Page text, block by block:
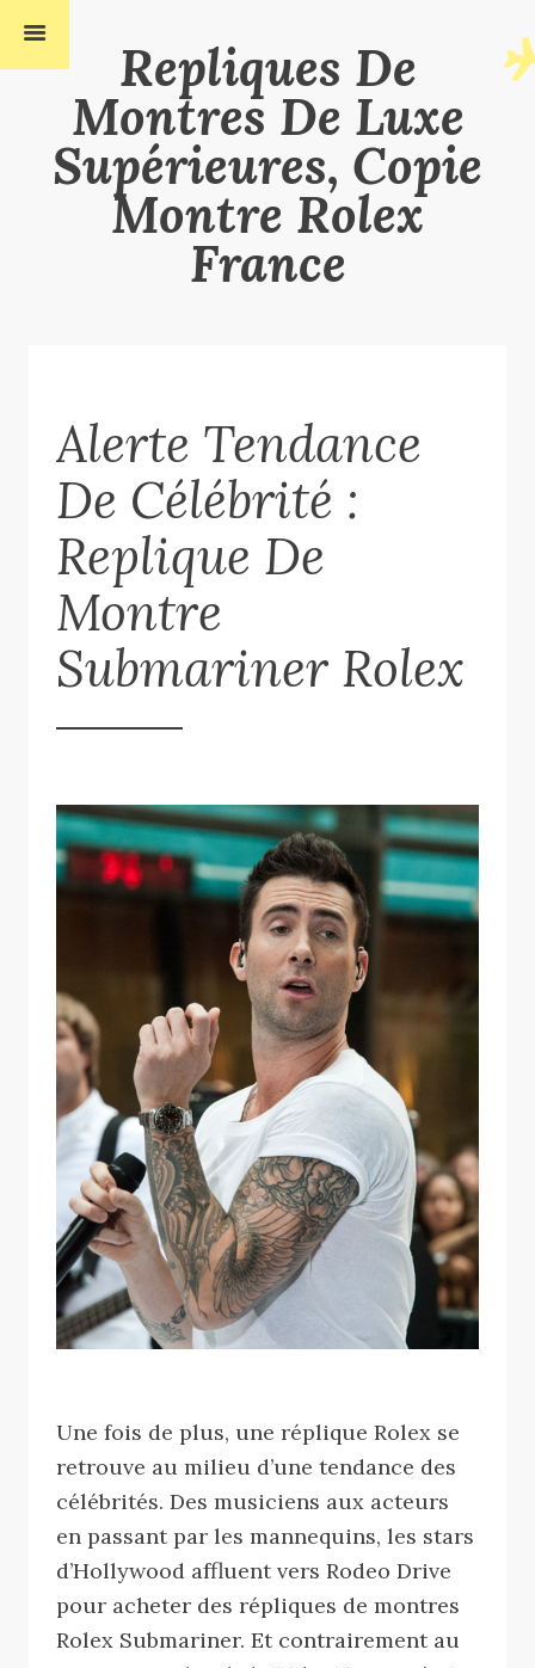
Repliques De
Montres De Luxe
Supérieures, Copie
Montre Rolex
France
Alerte Tendance
De Célébrité :
Replique De
Montre
Submariner Rolex
Une fois de plus, une réplique Rolex se
retrouve au milieu d’une tendance des
célébrités. Des musiciens aux acteurs
en passant par les mannequins, les stars
d’Hollywood affluent vers Rodeo Drive
pour acheter des répliques de montres
Rolex Submariner. Et contrairement au